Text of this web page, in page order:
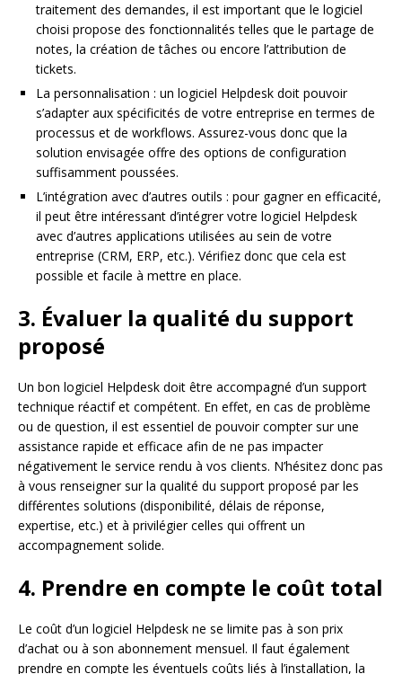
traitement des demandes, il est important que le logiciel
choisi propose des fonctionnalités telles que le partage de
notes, la création de tâches ou encore l’attribution de
tickets.
La personnalisation : un logiciel Helpdesk doit pouvoir
s’adapter aux spécificités de votre entreprise en termes de
processus et de workflows. Assurez-vous donc que la
solution envisagée offre des options de configuration
suffisamment poussées.
L’intégration avec d’autres outils : pour gagner en efficacité,
il peut être intéressant d’intégrer votre logiciel Helpdesk
avec d’autres applications utilisées au sein de votre
entreprise (CRM, ERP, etc.). Vérifiez donc que cela est
possible et facile à mettre en place.
3. Évaluer la qualité du support
proposé
Un bon logiciel Helpdesk doit être accompagné d’un support
technique réactif et compétent. En effet, en cas de problème
ou de question, il est essentiel de pouvoir compter sur une
assistance rapide et efficace afin de ne pas impacter
négativement le service rendu à vos clients. N’hésitez donc pas
à vous renseigner sur la qualité du support proposé par les
différentes solutions (disponibilité, délais de réponse,
expertise, etc.) et à privilégier celles qui offrent un
accompagnement solide.
4. Prendre en compte le coût total
Le coût d’un logiciel Helpdesk ne se limite pas à son prix
d’achat ou à son abonnement mensuel. Il faut également
prendre en compte les éventuels coûts liés à l’installation, la